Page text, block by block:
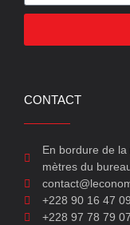
CONTACT
En bordure de la
mètres du
+228 90 16 47 09
+228 97 78 79 07